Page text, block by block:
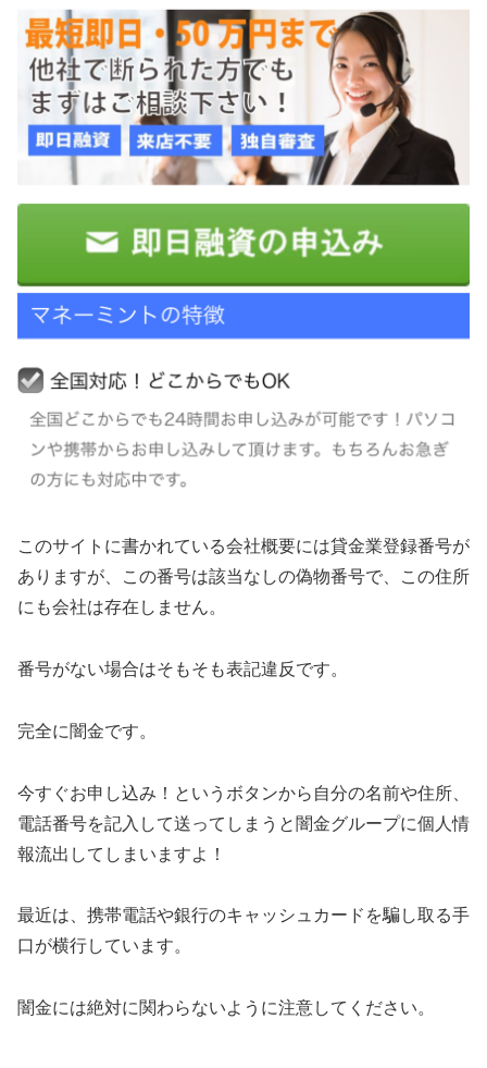
このサイトに書かれている会社概要には貸金業登録番号が
ありますが、この番号は該当なしの偽物番号で、この住所
にも会社は存在しません。
番号がない場合はそもそも表記違反です。
完全に闇金です。
今すぐお申し込み！というボタンから自分の名前や住所、
電話番号を記入して送ってしまうと闇金グループに個人情
報流出してしまいますよ！
最近は、携帯電話や銀行のキャッシュカードを騙し取る手
口が横行しています。
闇金には絶対に関わらないように注意してください。